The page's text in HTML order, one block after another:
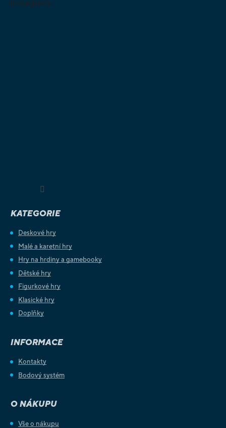
KATEGORIE
Deskové hry
Malé a karetní hry
Hry na hrdiny a gamebooky
Dětské hry
Figurkové hry
Klasické hry
Doplňky
INFORMACE
Kontakty
Bodový systém
O NÁKUPU
Vše o nákupu